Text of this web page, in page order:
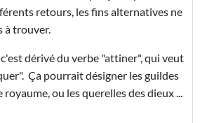
retours, les fins alternatives ne
à trouver.
dérivé du verbe "attiner", qui veut
Ça pourrait désigner les guildes
ou les querelles des dieux ...